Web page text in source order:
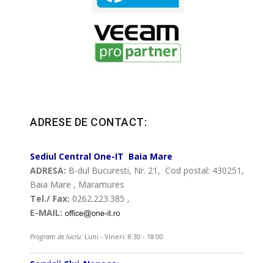
ADRESE DE CONTACT:
Sediul Central One-IT Baia Mare
ADRESA: B-dul Bucuresti, Nr. 21, Cod postal: 430251,
Baia Mare , Maramures
Tel./ Fax: 0262.223.385 ,
E-MAIL:
Program de lucru: Luni - Vineri: 8:30 - 18:00